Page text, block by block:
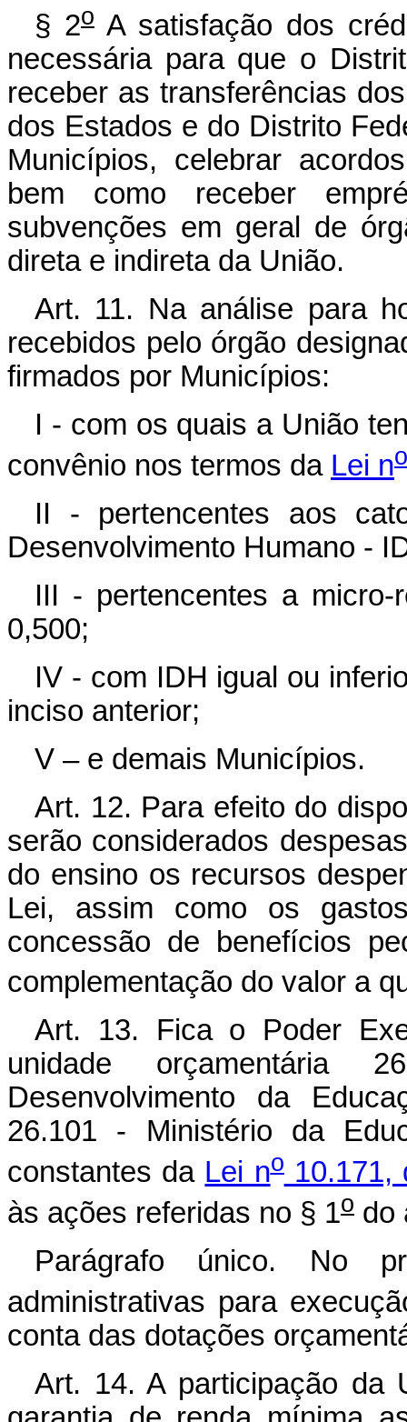
§ 2o A satisfação dos
necessária para que o
receber as transferências
dos Estados e do Distrito
Municípios, celebrar
bem como receber
subvenções em geral de
direta e indireta da União.
Art. 11. Na análise para
recebidos pelo órgão
firmados por Municípios:
I - com os quais a União
convênio nos termos da Lei no
II - pertencentes aos
Desenvolvimento Humano -
III - pertencentes a
0,500;
IV - com IDH igual ou
inciso anterior;
V – e demais Municípios.
Art. 12. Para efeito do
serão considerados
do ensino os recursos
Lei, assim como os
concessão de benefícios
complementação do valor a
Art. 13. Fica o Poder
unidade orçamentária
Desenvolvimento da
26.101 - Ministério da
constantes da Lei no10.171,
às ações referidas no § 1o do
Parágrafo único. No
administrativas para
conta das dotações
Art. 14. A participação da